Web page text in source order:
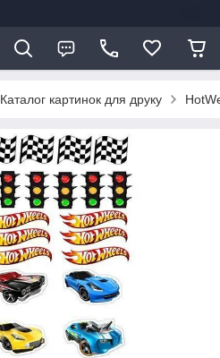
Каталог картинок для друку